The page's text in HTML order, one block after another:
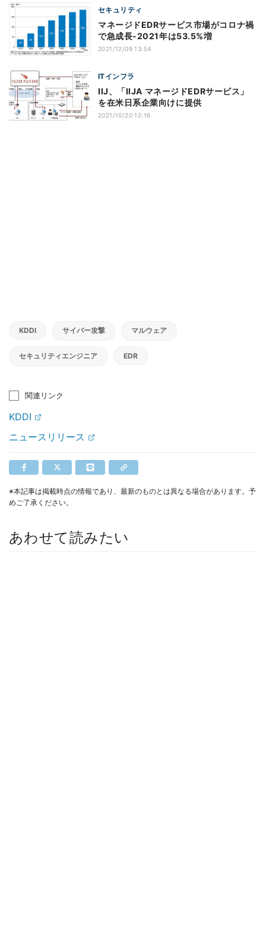
セキュリティ
マネージドEDRサービス市場がコロナ禍
で急成長‐2021年は53.5%増
2021/12/09 13:54
ITインフラ
IIJ、「IIJA マネージドEDRサービス」
を在米日系企業向けに提供
2021/10/20 12:16
KDDI サイバー攻撃 マルウェア
セキュリティエンジニア EDR
関連リンク
KDDI
ニュースリリース
※本記事は掲載時点の情報であり、最新のものとは異なる場合があります。予
めご了承ください。
あわせて読みたい